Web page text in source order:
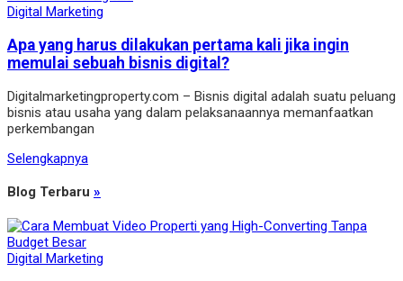
Digital Marketing
Apa yang harus dilakukan pertama kali jika ingin
memulai sebuah bisnis digital?
Digitalmarketingproperty.com – Bisnis digital adalah suatu peluang
bisnis atau usaha yang dalam pelaksanaannya memanfaatkan
perkembangan
Selengkapnya
Blog Terbaru »
Digital Marketing